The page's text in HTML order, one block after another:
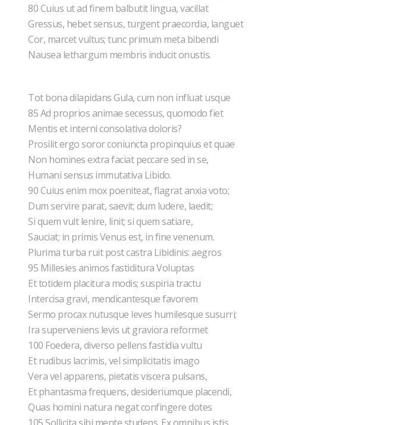
80 Cuius ut ad finem balbutit lingua, vacillat
Gressus, hebet sensus, turgent praecordia, languet
Cor, marcet vultus; tunc primum meta bibendi
Nausea lethargum membris inducit onustis.
Tot bona dilapidans Gula, cum non influat usque
85 Ad proprios animae secessus, quomodo fiet
Mentis et interni consolativa doloris?
Prosilit ergo soror coniuncta propinquius et quae
Non homines extra faciat peccare sed in se,
Humani sensus immutativa Libido.
90 Cuius enim mox poeniteat, flagrat anxia voto;
Dum servire parat, saevit; dum ludere, laedit;
Si quem vult lenire, linit; si quem satiare,
Sauciat; in primis Venus est, in fine venenum.
Plurima turba ruit post castra Libidinis: aegros
95 Millesies animos fastiditura Voluptas
Et totidem placitura modis; suspiria tractu
Intercisa gravi, mendicantesque favorem
Sermo procax nutusque leves humilesque susurri;
Ira superveniens levis ut graviora reformet
100 Foedera, diverso pellens fastidia vultu
Et rudibus lacrimis, vel simplicitatis imago
Vera vel apparens, pietatis viscera pulsans,
Et phantasma frequens, desideriumque placendi,
Quas homini natura negat confingere dotes